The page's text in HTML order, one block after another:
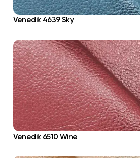
Venedik 4639 Sky
Venedik 6510 Wine